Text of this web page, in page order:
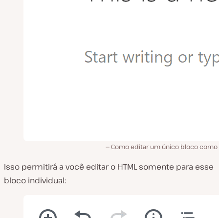
Como editar um único bloco como
Isso permitirá a você editar o HTML somente para esse
bloco individual: